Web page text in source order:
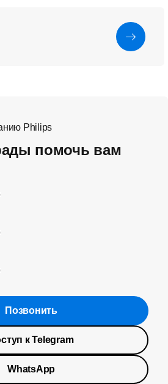
Philips
помочь вам
Позвонить
к Telegram
WhatsApp